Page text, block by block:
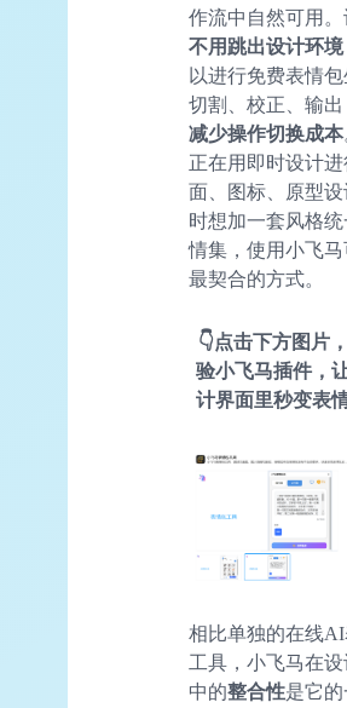
作流中自然可用
不用跳出设计环境
以进行免费表情包
切割、校正、输出
减少操作切换成本
正在用即时设计进
面、图标、原型设
时想加一套风格
情集，使用小飞马
最契合的方式。
👇点击下方图片
验小飞马插件，
计界面里秒变表
相比单独的在线
工具，小飞马在
中的整合性是它